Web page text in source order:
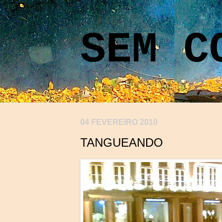
SEM
04 FEVEREIRO 2010
TANGUEANDO